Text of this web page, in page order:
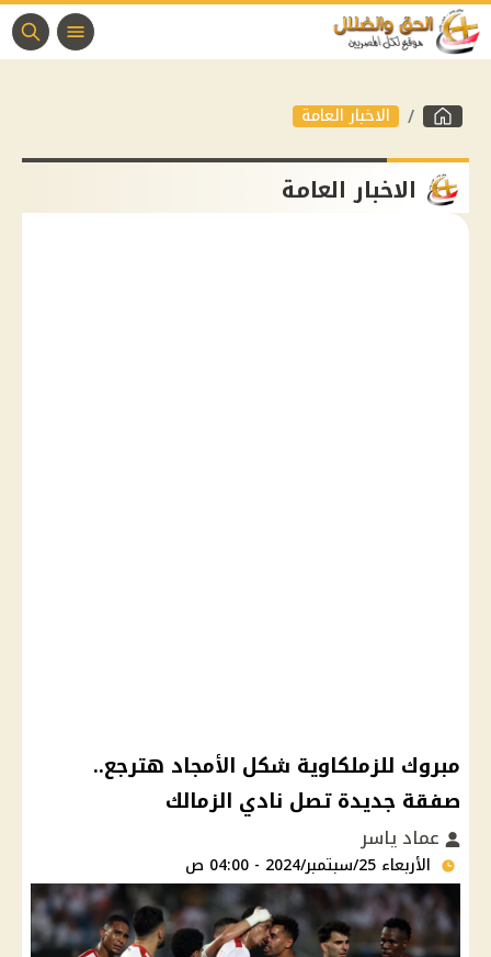
الاخبار العامة
الاخبار العامة
مبروك للزملكاوية شكل الأمجاد هترجع..
صفقة جديدة تصل نادي الزمالك
عماد ياسر
الأربعاء 25/سبتمبر/2024 - 04:00 ص